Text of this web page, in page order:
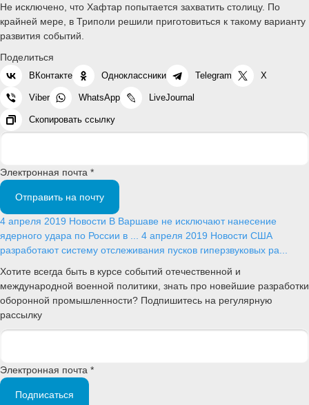
Не исключено, что Хафтар попытается захватить столицу. По
крайней мере, в Триполи решили приготовиться к такому варианту
развития событий.
Поделиться
ВКонтакте Одноклассники Telegram X
Viber WhatsApp LiveJournal
Скопировать ссылку
Электронная почта *
Отправить на почту
4 апреля 2019 Новости В Варшаве не исключают нанесение
ядерного удара по России в ... 4 апреля 2019 Новости США
разработают систему отслеживания пусков гиперзвуковых ра...
Хотите всегда быть в курсе событий отечественной и
международной военной политики, знать про новейшие разработки
оборонной промышленности? Подпишитесь на регулярную
рассылку
Электронная почта *
Подписаться